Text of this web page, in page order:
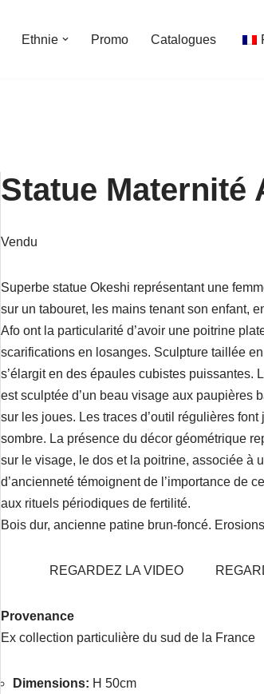
Ethnie Promo Catalogues
Statue Maternité
Vendu
Superbe statue Okeshi représentant une
sur un tabouret, les mains tenant son enfant,
Afo ont la particularité d’avoir une poitrine
scarifications en losanges. Sculpture taillée
s’élargit en des épaules cubistes puissantes.
est sculptée d’un beau visage aux paupières
sur les joues. Les traces d’outil régulières
sombre. La présence du décor géométrique
sur le visage, le dos et la poitrine, associée à
d’ancienneté témoignent de l’importance de
aux rituels périodiques de fertilité.
Bois dur, ancienne patine brun-foncé.
REGARDEZ LA VIDEO
Provenance
Ex collection particulière du sud de la France
Dimensions: H 50cm